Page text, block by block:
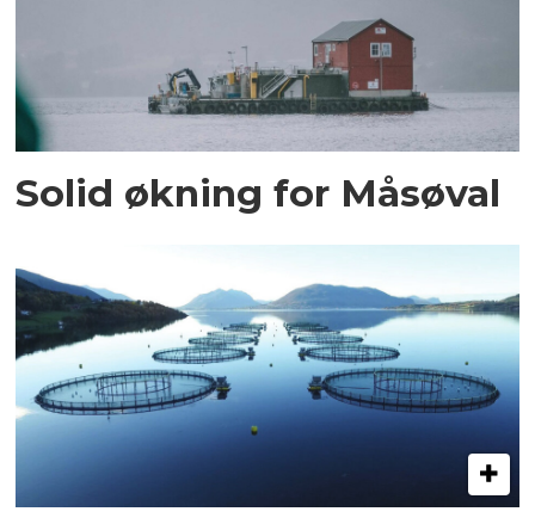
Solid økning for Måsøval